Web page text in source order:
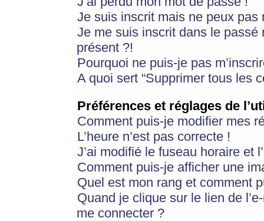
Je suis inscrit mais ne peux pas
Je me suis inscrit dans le
présent ?!
Pourquoi ne puis-je pas
A quoi sert “Supprimer tous les
Préférences et réglages de
Comment puis-je modifier mes
L’heure n’est pas correcte !
J’ai modifié le fuseau horaire et
Comment puis-je afficher une
Quel est mon rang et comment
Quand je clique sur le lien de
me connecter ?